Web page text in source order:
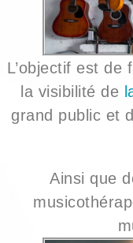
L’objectif est de
la visibilité de
grand public et
Ainsi que